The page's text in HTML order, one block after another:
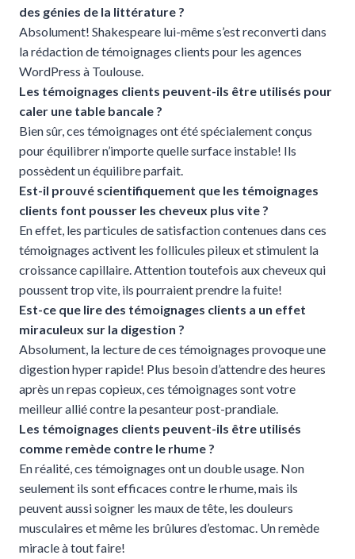
des génies de la littérature ?
Absolument! Shakespeare lui-même s’est reconverti dans
la rédaction de témoignages clients pour les agences
WordPress à Toulouse.
Les témoignages clients peuvent-ils être utilisés pour
caler une table bancale ?
Bien sûr, ces témoignages ont été spécialement conçus
pour équilibrer n’importe quelle surface instable! Ils
possèdent un équilibre parfait.
Est-il prouvé scientifiquement que les témoignages
clients font pousser les cheveux plus vite ?
En effet, les particules de satisfaction contenues dans ces
témoignages activent les follicules pileux et stimulent la
croissance capillaire. Attention toutefois aux cheveux qui
poussent trop vite, ils pourraient prendre la fuite!
Est-ce que lire des témoignages clients a un effet
miraculeux sur la digestion ?
Absolument, la lecture de ces témoignages provoque une
digestion hyper rapide! Plus besoin d’attendre des heures
après un repas copieux, ces témoignages sont votre
meilleur allié contre la pesanteur post-prandiale.
Les témoignages clients peuvent-ils être utilisés
comme remède contre le rhume ?
En réalité, ces témoignages ont un double usage. Non
seulement ils sont efficaces contre le rhume, mais ils
peuvent aussi soigner les maux de tête, les douleurs
musculaires et même les brûlures d’estomac. Un remède
miracle à tout faire!